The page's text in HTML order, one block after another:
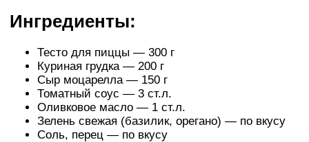
Ингредиенты:
Тесто для пиццы — 300 г
Куриная грудка — 200 г
Сыр моцарелла — 150 г
Томатный соус — 3 ст.л.
Оливковое масло — 1 ст.л.
Зелень свежая (базилик, орегано) — по вкусу
Соль, перец — по вкусу